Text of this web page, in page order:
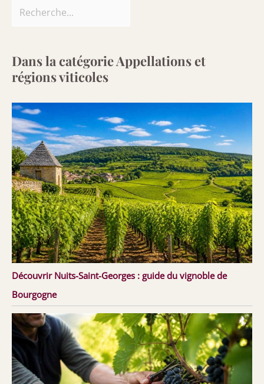
Dans la catégorie Appellations et
régions viticoles
Découvrir Nuits-Saint-Georges : guide du vignoble de
Bourgogne